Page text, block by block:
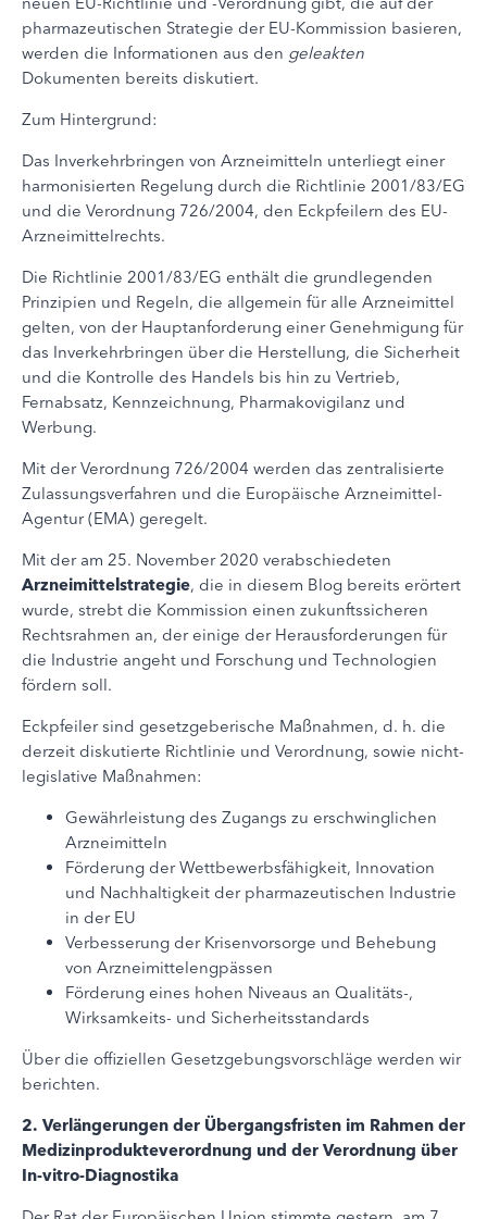
pharmazeutischen Strategie der EU-Kommission basieren,
werden die Informationen aus den geleakten
Dokumenten bereits diskutiert.
Zum Hintergrund:
Das Inverkehrbringen von Arzneimitteln unterliegt einer
harmonisierten Regelung durch die Richtlinie 2001/83/EG
und die Verordnung 726/2004, den Eckpfeilern des EU-
Arzneimittelrechts.
Die Richtlinie 2001/83/EG enthält die grundlegenden
Prinzipien und Regeln, die allgemein für alle Arzneimittel
gelten, von der Hauptanforderung einer Genehmigung für
das Inverkehrbringen über die Herstellung, die Sicherheit
und die Kontrolle des Handels bis hin zu Vertrieb,
Fernabsatz, Kennzeichnung, Pharmakovigilanz und
Werbung.
Mit der Verordnung 726/2004 werden das zentralisierte
Zulassungsverfahren und die Europäische Arzneimittel-
Agentur (EMA) geregelt.
Mit der am 25. November 2020 verabschiedeten
Arzneimittelstrategie, die in diesem Blog bereits erörtert
wurde, strebt die Kommission einen zukunftssicheren
Rechtsrahmen an, der einige der Herausforderungen für
die Industrie angeht und Forschung und Technologien
fördern soll.
Eckpfeiler sind gesetzgeberische Maßnahmen, d. h. die
derzeit diskutierte Richtlinie und Verordnung, sowie nicht-
legislative Maßnahmen:
Gewährleistung des Zugangs zu erschwinglichen
Arzneimitteln
Förderung der Wettbewerbsfähigkeit, Innovation
und Nachhaltigkeit der pharmazeutischen Industrie
in der EU
Verbesserung der Krisenvorsorge und Behebung
von Arzneimittelengpässen
Förderung eines hohen Niveaus an Qualitäts-,
Wirksamkeits- und Sicherheitsstandards
Über die offiziellen Gesetzgebungsvorschläge werden wir
berichten.
2. Verlängerungen der Übergangsfristen im Rahmen der
Medizinprodukteverordnung und der Verordnung über
In-vitro-Diagnostika